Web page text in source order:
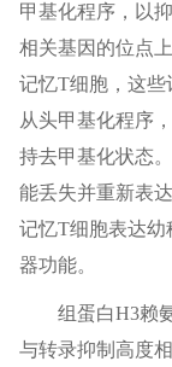
甲基化程序，以
相关基因的位点
记忆T细胞，这些
从头甲基化程序
持去甲基化状态
能丢失并重新表
记忆T细胞表达幼
器功能。
组蛋白H3赖
与转录抑制高度